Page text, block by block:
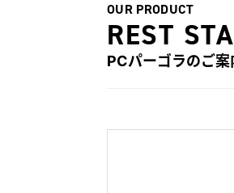
OUR PRODUCT
REST
PCパーゴラのご案